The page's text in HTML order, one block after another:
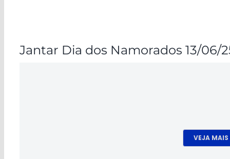
Jantar Dia dos Namorados 13/06/
VEJA